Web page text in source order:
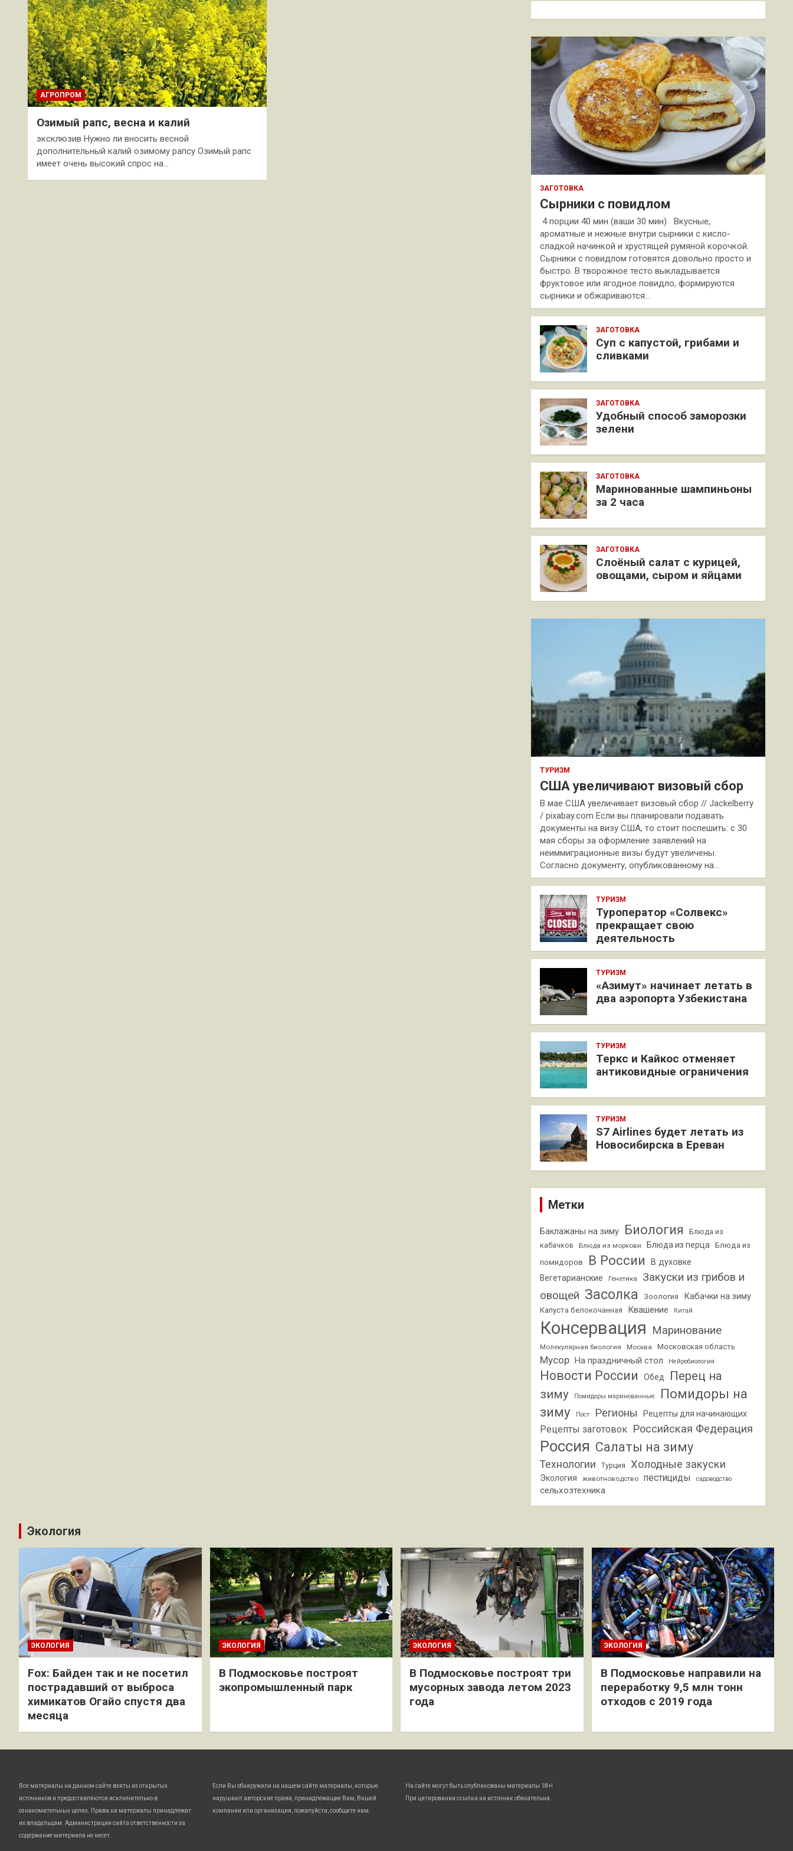
АГРОПРОМ
Озимый рапс, весна и калий
эксклюзив Нужно ли вносить весной
дополнительный калий озимому рапсу Озимый рапс
имеет очень высокий спрос на…
к
ЗАГОТОВКА
Сырники с повидлом
4 порции 40 мин (ваши 30 мин) Вкусные,
ароматные и нежные внутри сырники с кисло-
сладкой начинкой и хрустящей румяной корочкой.
Сырники с повидлом готовятся довольно просто и
быстро. В творожное тесто выкладывается
фруктовое или ягодное повидло, формируются
сырники и обжариваются…
ЗАГОТОВКА
Суп с капустой, грибами и
сливками
ЗАГОТОВКА
Удобный способ заморозки
зелени
ЗАГОТОВКА
Маринованные шампиньоны
за 2 часа
ЗАГОТОВКА
Слоёный салат с курицей,
овощами, сыром и яйцами
ТУРИЗМ
США увеличивают визовый сбор
В мае США увеличивает визовый сбор // Jackelberry
/ pixabay.com Если вы планировали подавать
документы на визу США, то стоит поспешить: с 30
мая сборы за оформление заявлений на
неиммиграционные визы будут увеличены.
Согласно документу, опубликованному на…
ТУРИЗМ
Туроператор «Солвекс»
прекращает свою
деятельность
ТУРИЗМ
«Азимут» начинает летать в
два аэропорта Узбекистана
ТУРИЗМ
Теркс и Кайкос отменяет
антиковидные ограничения
ТУРИЗМ
S7 Airlines будет летать из
Новосибирска в Ереван
Метки
Баклажаны на зиму Биология
Блюда из
кабачков
Блюда из моркови Блюда из перца
Блюда из
помидоров
В России В духовке
Вегетарианские Генетика
Закуски из грибов и
овощей Засолка Зоология Кабачки на зиму
Капуста белокочанная Квашение Китай
Консервация Маринование
Молекулярная биология Москва Московская область
Мусор На праздничный стол Нейробиология
Новости России Обед
Перец на
зиму
Помидоры маринованные
Помидоры на
зиму
Пост Регионы Рецепты для начинающих
Рецепты заготовок Российская Федерация
Россия Салаты на зиму
Технологии Турция Холодные закуски
Экология животноводство пестициды садоводство
сельхозтехника
Экология
ЭКОЛОГИЯ
Fox: Байден так и не посетил
пострадавший от выброса
химикатов Огайо спустя два
месяца
ЭКОЛОГИЯ
В Подмосковье построят
экопромышленный парк
ЭКОЛОГИЯ
В Подмосковье построят три
мусорных завода летом 2023
года
ЭКОЛОГИЯ
В Подмосковье направили на
переработку 9,5 млн тонн
отходов с 2019 года
Все материалы на данном сайте взяты из открытых
источников и предоставляются исключительно в
ознакомительных целях. Права на материалы принадлежат
их владельцам. Администрация сайта ответственности за
содержание материала не несет.
Если Вы обнаружили на нашем сайте материалы, которые
нарушают авторские права, принадлежащие Вам, Вашей
компании или организации, пожалуйста, сообщите нам.
На сайте могут быть опубликованы материалы 18+!
При цитировании ссылка на источник обязательна.